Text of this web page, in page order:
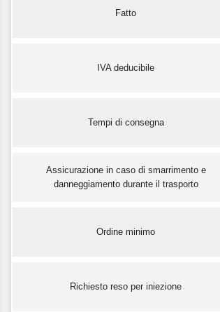
Fatto
IVA deducibile
Tempi di consegna
Assicurazione in caso di smarrimento e
danneggiamento durante il trasporto
Ordine minimo
Richiesto reso per iniezione